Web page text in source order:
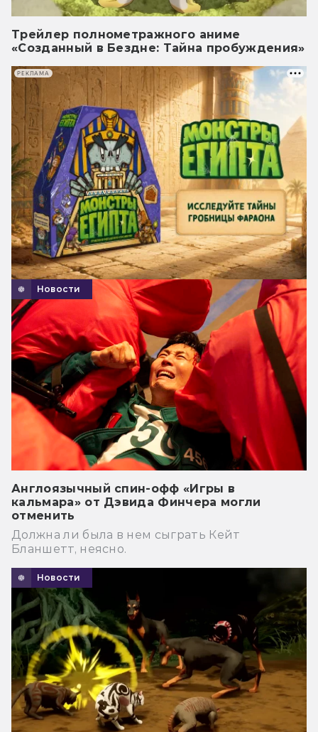
Трейлер полнометражного аниме
«Созданный в Бездне: Тайна пробуждения»
Новости
Англоязычный спин-офф «Игры в
кальмара» от Дэвида Финчера могли
отменить
Должна ли была в нем сыграть Кейт
Бланшетт, неясно.
Новости
РЕКЛАМА